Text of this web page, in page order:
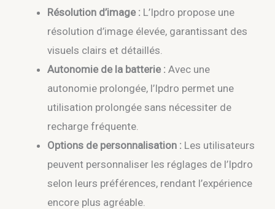
Résolution d’image : L’Ipdro propose une
résolution d’image élevée, garantissant des
visuels clairs et détaillés.
Autonomie de la batterie : Avec une
autonomie prolongée, l’Ipdro permet une
utilisation prolongée sans nécessiter de
recharge fréquente.
Options de personnalisation : Les utilisateurs
peuvent personnaliser les réglages de l’Ipdro
selon leurs préférences, rendant l’expérience
encore plus agréable.